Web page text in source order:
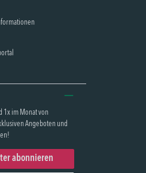
1x im Monat von
Angeboten und
abonnieren